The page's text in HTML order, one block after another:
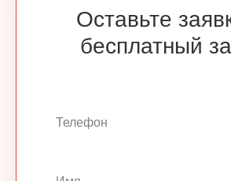
Оставьте
бесплатный